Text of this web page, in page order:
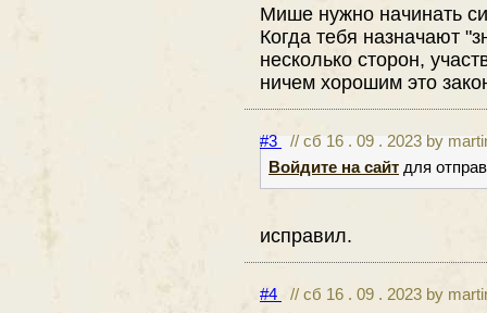
Мише нужно начинать
Когда тебя назначают
несколько сторон,
ничем хорошим это
#3// сб 16 . 09 . 2023 by
Войдите на сайт для
исправил.
#4
// сб 16 . 09 . 2023 by